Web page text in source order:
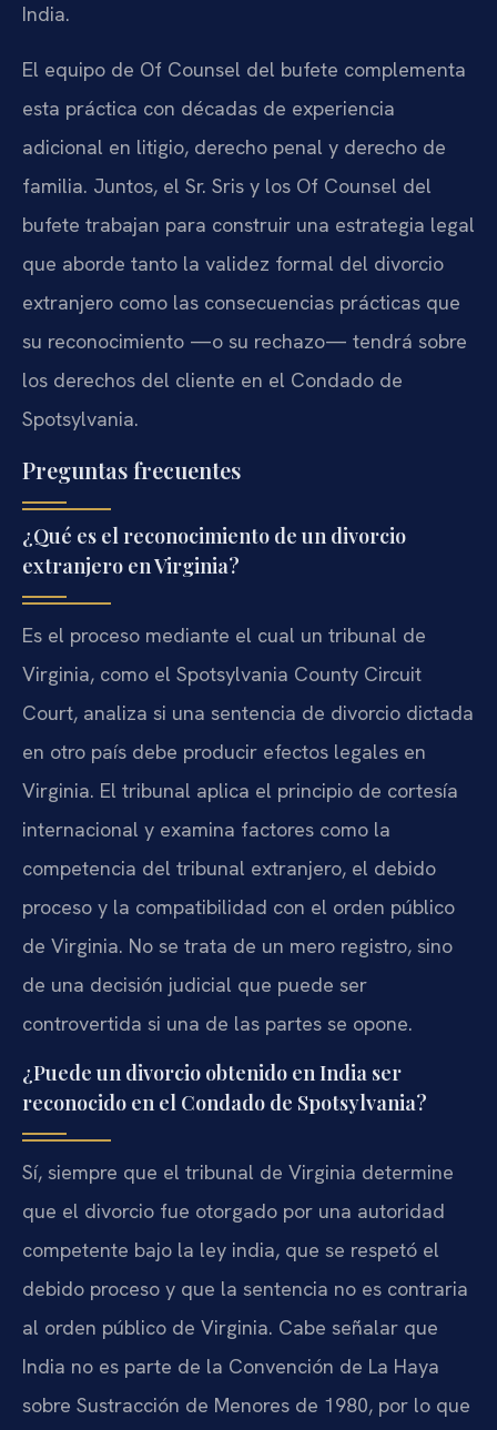
India.
El equipo de Of Counsel del bufete complementa
esta práctica con décadas de experiencia
adicional en litigio, derecho penal y derecho de
familia. Juntos, el Sr. Sris y los Of Counsel del
bufete trabajan para construir una estrategia legal
que aborde tanto la validez formal del divorcio
extranjero como las consecuencias prácticas que
su reconocimiento —o su rechazo— tendrá sobre
los derechos del cliente en el Condado de
Spotsylvania.
Preguntas frecuentes
¿Qué es el reconocimiento de un divorcio
extranjero en Virginia?
Es el proceso mediante el cual un tribunal de
Virginia, como el Spotsylvania County Circuit
Court, analiza si una sentencia de divorcio dictada
en otro país debe producir efectos legales en
Virginia. El tribunal aplica el principio de cortesía
internacional y examina factores como la
competencia del tribunal extranjero, el debido
proceso y la compatibilidad con el orden público
de Virginia. No se trata de un mero registro, sino
de una decisión judicial que puede ser
controvertida si una de las partes se opone.
¿Puede un divorcio obtenido en India ser
reconocido en el Condado de Spotsylvania?
Sí, siempre que el tribunal de Virginia determine
que el divorcio fue otorgado por una autoridad
competente bajo la ley india, que se respetó el
debido proceso y que la sentencia no es contraria
al orden público de Virginia. Cabe señalar que
India no es parte de la Convención de La Haya
sobre Sustracción de Menores de 1980, por lo que